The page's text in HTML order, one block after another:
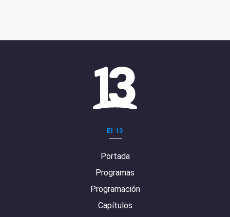
El 13
Portada
Programas
Programación
Capítulos